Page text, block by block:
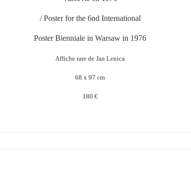
/ Poster for the 6nd International
Poster Bienniale in Warsaw in 1976
Affiche rare de Jan Lenica
68 x 97 cm
180 €